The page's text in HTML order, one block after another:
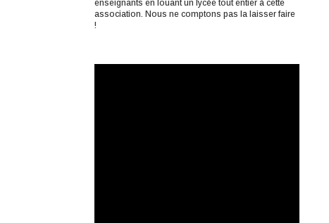
enseignants en louant un lycée tout entier à cette
association. Nous ne comptons pas la laisser faire
!